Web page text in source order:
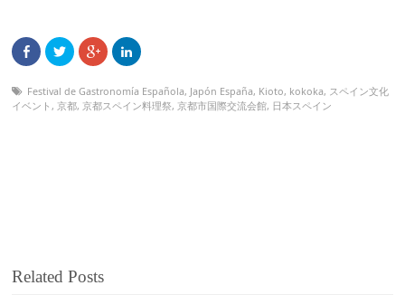
Festival de Gastronomía Española, Japón España, Kioto, kokoka, スペイン文化
イベント, 京都, 京都スペイン料理祭, 京都市国際交流会館, 日本スペイン
Related Posts